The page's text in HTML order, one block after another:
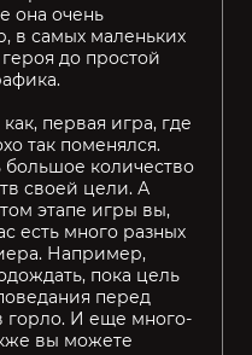
она очень
в самых маленьких
до простой
первая игра, где
так поменялся.
большое количество
своей цели. А
этапе игры вы,
есть много разных
Например,
пока цель
перед
горло. И еще много-
вы можете